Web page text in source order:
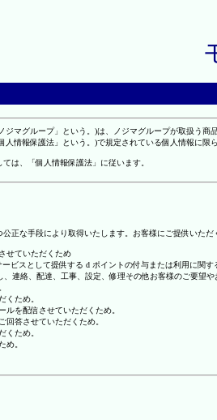
マグループ」という。)は、ノジマグループが取扱う
情報保護法」という。)で規定されている個人情報に
は、「個人情報保護法」に従います。
正な手段により取得いたします。お客様にご提供いた
せていただくため
ビスとして提供する d ポイントの付与または利用に関
連絡、配達、工事、設定、修理その他お客様のご要望
くため。
ルを配信させていただくため。
回答させていただくため。
くため。
め。